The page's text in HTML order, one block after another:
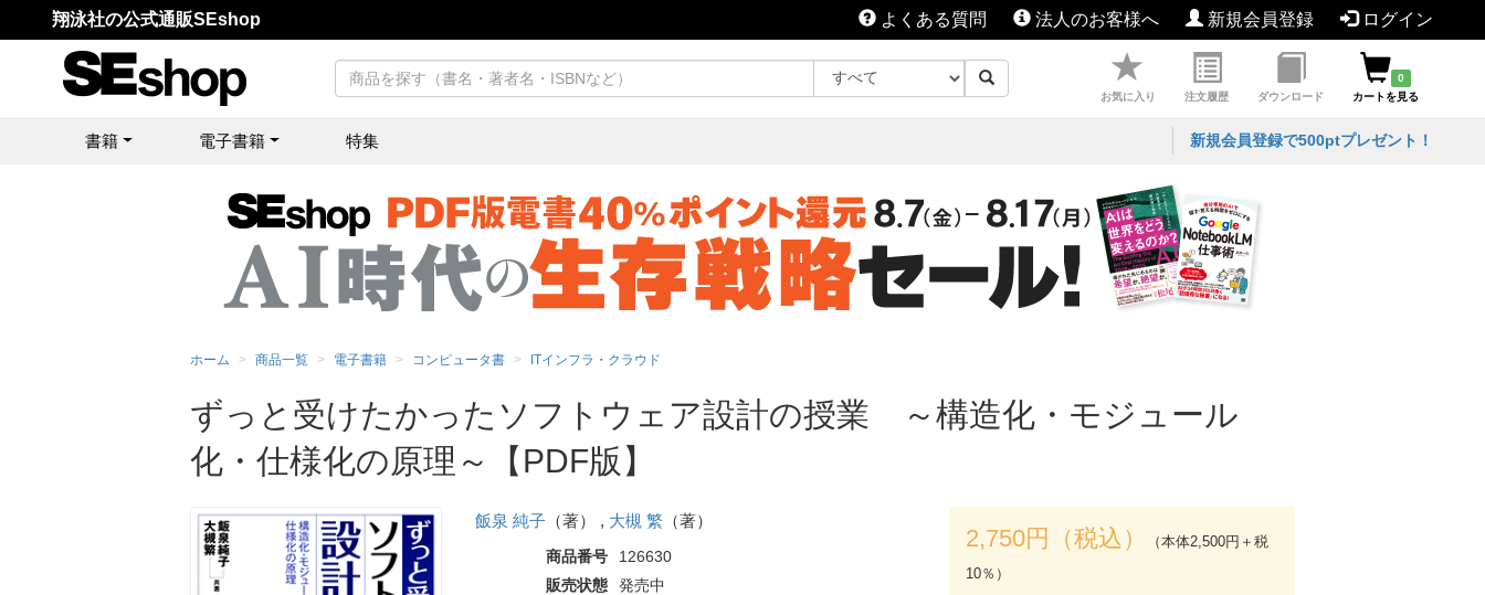
翔泳社の公式通販SEshop よくある質問 法人のお客様へ 新規会員登録 ログイン
お気に入り 注文履歴 ダウンロード
0
カートを見る
書籍 電子書籍 特集 新規会員登録で500ptプレゼント！
ホーム 商品一覧 電子書籍 コンピュータ書 ITインフラ・クラウド
ずっと受けたかったソフトウェア設計の授業 ～構造化・モジュール
化・仕様化の原理～【PDF版】
飯泉 純子（著） , 大槻 繁 （著）
商品番号
126630
販売状態
発売中
2,750円（税込）
（本体2,500円＋税
10％）